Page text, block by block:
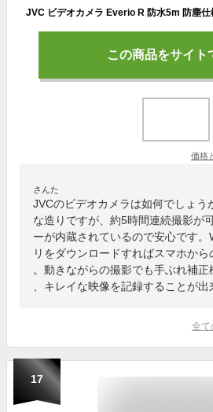
この商品をサイト
価格
さんた
JVCのビデオカメラは如何でしょう
な造りですが、約5時間連続撮影が
ーが内蔵されているので安心です
リをダウンロードすればスマホか
。動きながらの撮影でも手ぶれ補
、キレイな映像を記録することが出
全て
17